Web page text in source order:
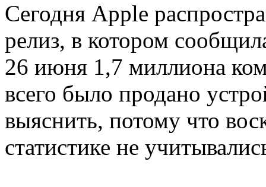
Сегодня Apple
релиз, в котором
26 июня 1,7 миллиона
всего было продано
выяснить, потому что
статистике не